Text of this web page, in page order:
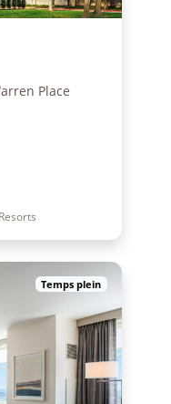
Place
Temps plein